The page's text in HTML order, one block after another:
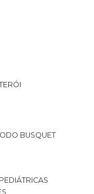
BUSQUET